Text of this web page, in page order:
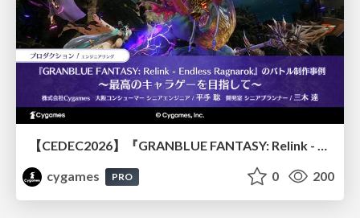
【CEDEC2026】『GRANBLUE FANTASY: Relink - Endless Ragnarok』のバトル制作事例 ～最高のキャラゲーを目指して～
cygames
PRO 0 200